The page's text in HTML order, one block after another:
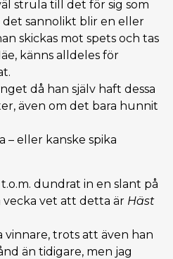
strula till det för sig som
sannolikt blir en eller
skickas mot spets och tas
känns alldeles för
då han själv haft dessa
även om det bara hunnit
– eller kanske spika
dundrat in en slant på
vecka vet att detta är Häst
vinnare, trots att även han
än tidigare, men jag